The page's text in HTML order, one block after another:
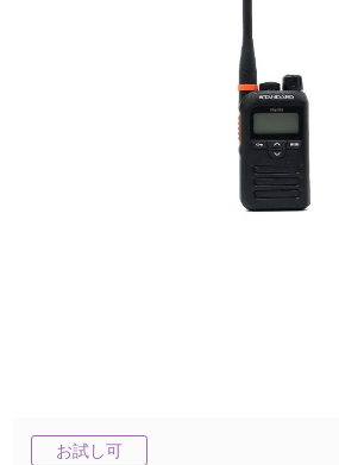
お試し可